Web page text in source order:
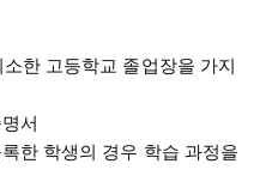
한 고등학교 졸업장을 가지
서
한 학생의 경우 학습 과정을